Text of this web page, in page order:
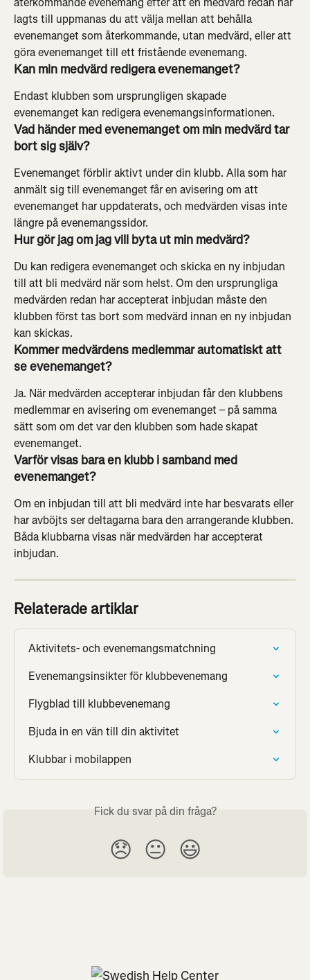
lagts till uppmanas du att välja mellan att behålla
evenemanget som återkommande, utan medvärd, eller att
göra evenemanget till ett fristående evenemang.
Kan min medvärd redigera evenemanget?
Endast klubben som ursprungligen skapade
evenemanget kan redigera evenemangsinformationen.
Vad händer med evenemanget om min medvärd tar
bort sig själv?
Evenemanget förblir aktivt under din klubb. Alla som har
anmält sig till evenemanget får en avisering om att
evenemanget har uppdaterats, och medvärden visas inte
längre på evenemangssidor.
Hur gör jag om jag vill byta ut min medvärd?
Du kan redigera evenemanget och skicka en ny inbjudan
till att bli medvärd när som helst. Om den ursprungliga
medvärden redan har accepterat inbjudan måste den
klubben först tas bort som medvärd innan en ny inbjudan
kan skickas.
Kommer medvärdens medlemmar automatiskt att
se evenemanget?
Ja. När medvärden accepterar inbjudan får den klubbens
medlemmar en avisering om evenemanget – på samma
sätt som om det var den klubben som hade skapat
evenemanget.
Varför visas bara en klubb i samband med
evenemanget?
Om en inbjudan till att bli medvärd inte har besvarats eller
har avböjts ser deltagarna bara den arrangerande klubben.
Båda klubbarna visas när medvärden har accepterat
inbjudan.
Relaterade artiklar
Aktivitets- och evenemangsmatchning
Evenemangsinsikter för klubbevenemang
Flygblad till klubbevenemang
Bjuda in en vän till din aktivitet
Klubbar i mobilappen
Fick du svar på din fråga?
😞 😐 😃